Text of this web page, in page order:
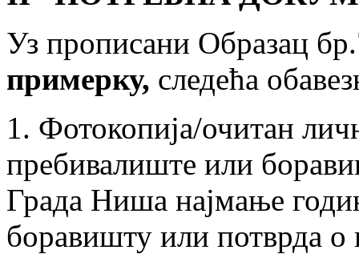
Уз прописани Образац
примерку, следећа
1. Фотокопија/очитан
пребивалиште или
Града Ниша најмање
боравишту или потврда